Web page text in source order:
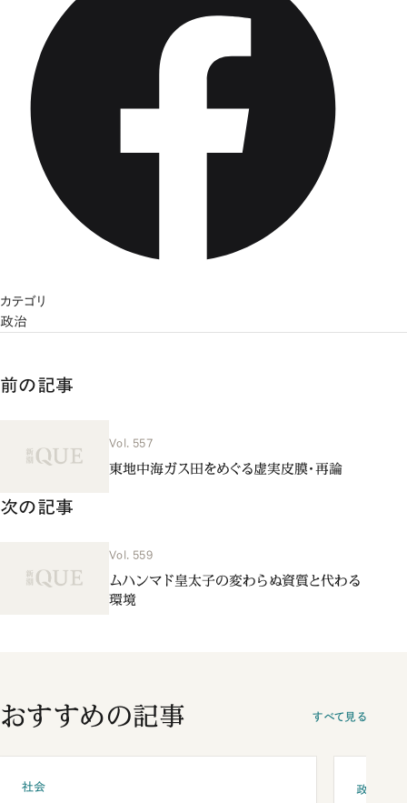
カテゴリ
政治
前の記事
Vol. 557
東地中海ガス田をめぐる虚実皮膜・再論
次の記事
Vol. 559
ムハンマド皇太子の変わらぬ資質と代わる
環境
おすすめの記事 すべて見る
社会 政治